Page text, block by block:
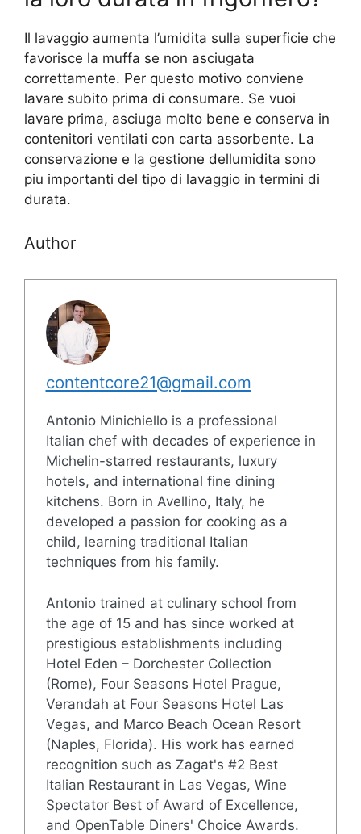
Il lavaggio aumenta l’umidita sulla superficie che
favorisce la muffa se non asciugata
correttamente. Per questo motivo conviene
lavare subito prima di consumare. Se vuoi
lavare prima, asciuga molto bene e conserva in
contenitori ventilati con carta assorbente. La
conservazione e la gestione dellumidita sono
piu importanti del tipo di lavaggio in termini di
durata.
Author
contentcore21@gmail.com
Antonio Minichiello is a professional
Italian chef with decades of experience in
Michelin-starred restaurants, luxury
hotels, and international fine dining
kitchens. Born in Avellino, Italy, he
developed a passion for cooking as a
child, learning traditional Italian
techniques from his family.
Antonio trained at culinary school from
the age of 15 and has since worked at
prestigious establishments including
Hotel Eden – Dorchester Collection
(Rome), Four Seasons Hotel Prague,
Verandah at Four Seasons Hotel Las
Vegas, and Marco Beach Ocean Resort
(Naples, Florida). His work has earned
recognition such as Zagat's #2 Best
Italian Restaurant in Las Vegas, Wine
Spectator Best of Award of Excellence,
and OpenTable Diners' Choice Awards.